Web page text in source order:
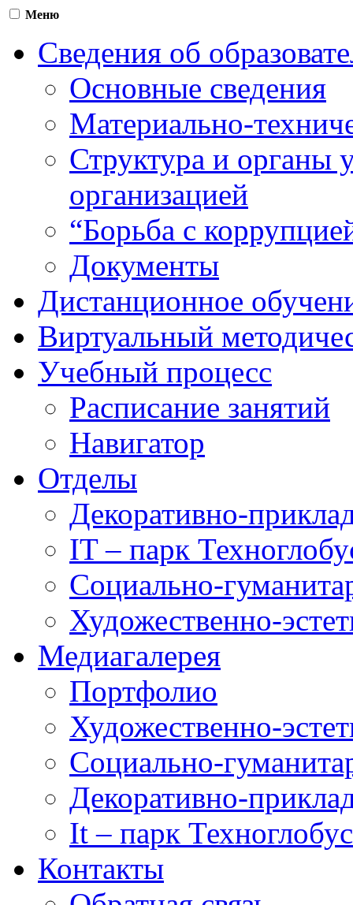
Меню
Сведения об
Основные сведения
Материально-
Структура и органы
организацией
“Борьба с
Документы
Дистанционное
Виртуальный
Учебный процесс
Расписание занятий
Навигатор
Отделы
Декоративно-
IT – парк
Социально-
Художественно-
Медиагалерея
Портфолио
Художественно-
Социально-
Декоративно-
It – парк Техноглобус
Контакты